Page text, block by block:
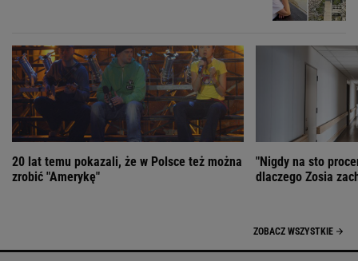
20 lat temu pokazali, że w Polsce też można
zrobić "Amerykę"
"Nigdy na sto
dlaczego Zosia
ZOBACZ WSZYSTKIE